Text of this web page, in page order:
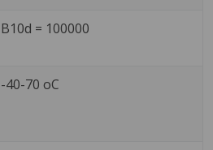
B10d = 100000
-40-70 oC